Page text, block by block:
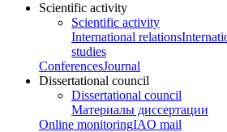
Scientific activity
Scientific activity
International relations
studies
ConferencesJournal
Dissertational council
Dissertational council
Материалы диссертации
Online monitoringIAO mail